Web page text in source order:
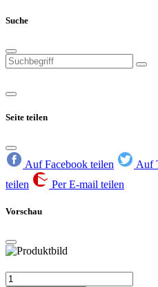
Suche
Seite teilen
Auf Facebook teilen Auf
teilen
Per E-mail teilen
Vorschau